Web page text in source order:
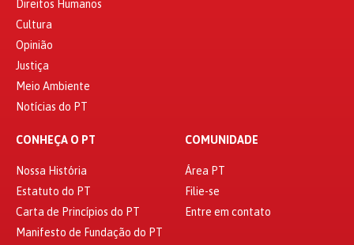
Direitos Humanos
Cultura
Opinião
Justiça
Meio Ambiente
Notícias do PT
CONHEÇA O PT
Nossa História
Estatuto do PT
Carta de Princípios do PT
Manifesto de Fundação do PT
COMUNIDADE
Área PT
Filie-se
Entre em contato